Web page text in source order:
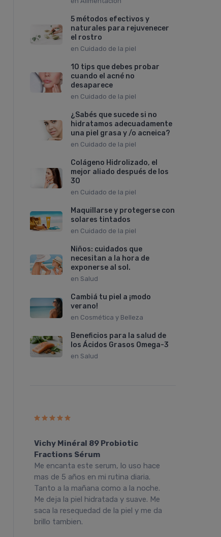
5 métodos efectivos y
naturales para rejuvenecer
el rostro
en Cuidado de la piel
10 tips que debes probar
cuando el acné no
desaparece
en Cuidado de la piel
¿Sabés que sucede si no
hidratamos adecuadamente
una piel grasa y /o acneica?
en Cuidado de la piel
Colágeno Hidrolizado, el
mejor aliado después de los
30
en Cuidado de la piel
Maquillarse y protegerse con
solares tintados
en Cuidado de la piel
Niños: cuidados que
necesitan a la hora de
exponerse al sol.
en Salud
Cambiá tu piel a ¡modo
verano!
en Cosmética y Belleza
Beneficios para la salud de
los Ácidos Grasos Omega-3
en Salud
Vichy Minéral 89 Probiotic
Fractions Sérum
Me encanta este serum, lo uso hace
mas de 5 años en mi rutina diaria.
Tanto a la mañana como a la noche.
Me deja la piel hidratada y suave. Me
saca la resequedad de la piel y me da
brillo tambien.